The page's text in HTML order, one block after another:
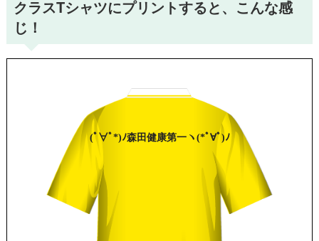
クラスTシャツにプリントすると、こんな感
じ！
(ﾟ∀ﾟ*)ﾉ森田 健康第一ヽ(*ﾟ∀ﾟ)ﾉ